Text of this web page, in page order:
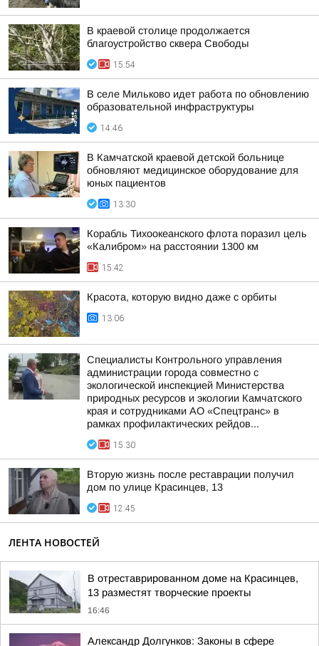
В краевой столице продолжается
благоустройство сквера Свободы
15:54
В селе Мильково идет работа по обновлению
образовательной инфраструктуры
14:46
В Камчатской краевой детской больнице
обновляют медицинское оборудование для
юных пациентов
13:30
Корабль Тихоокеанского флота поразил цель
«Калибром» на расстоянии 1300 км
15:42
Красота, которую видно даже с орбиты
13:06
Специалисты Контрольного управления
администрации города совместно с
экологической инспекцией Министерства
природных ресурсов и экологии Камчатского
края и сотрудниками АО «Спецтранс» в
рамках профилактических рейдов...
15:30
Вторую жизнь после реставрации получил
дом по улице Красинцев, 13
12:45
ЛЕНТА НОВОСТЕЙ
В отреставрированном доме на Красинцев,
13 разместят творческие проекты
16:46
Александр Долгунков: Законы в сфере